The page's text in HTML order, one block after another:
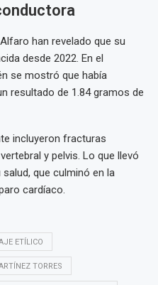
han revelado que su
desde 2022. En el
se mostró que había
resultado de 1.84 gramos de
incluyeron fracturas
y pelvis. Lo que llevó
que culminó en la
cardíaco.
ETÍLICO
TORRES